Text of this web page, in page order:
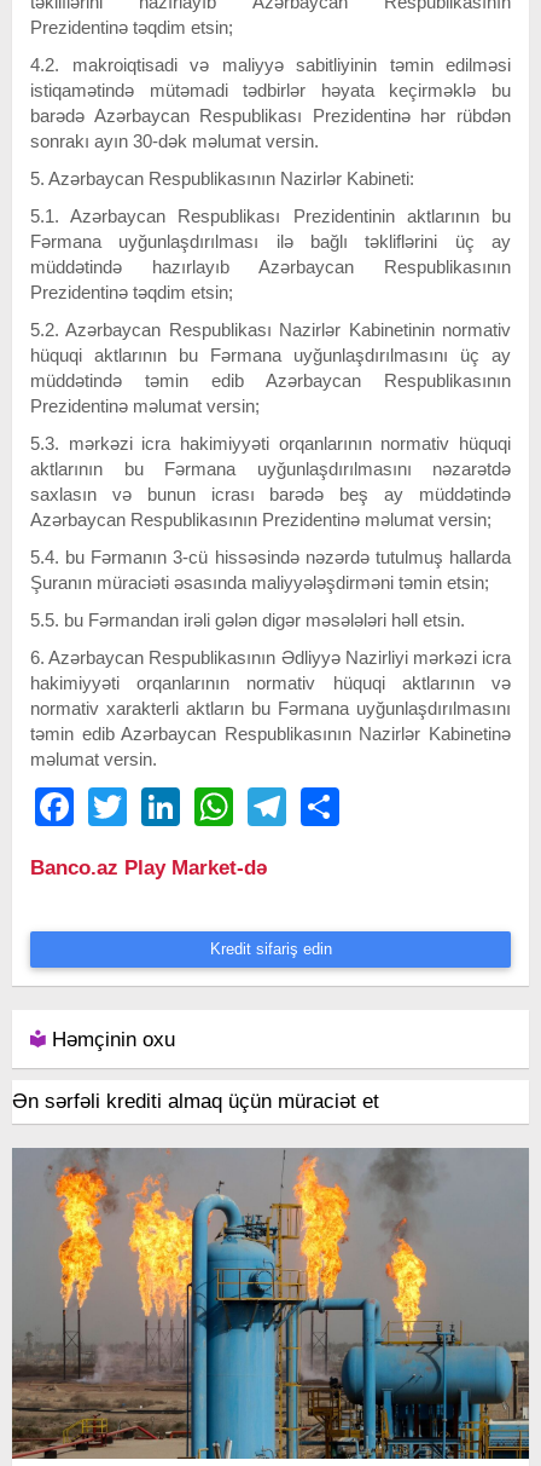
Prezidentinə təqdim etsin;
4.2. makroiqtisadi və maliyyə sabitliyinin təmin edilməsi
istiqamətində mütəmadi tədbirlər həyata keçirməklə bu
barədə Azərbaycan Respublikası Prezidentinə hər rübdən
sonrakı ayın 30-dək məlumat versin.
5. Azərbaycan Respublikasının Nazirlər Kabineti:
5.1. Azərbaycan Respublikası Prezidentinin aktlarının bu
Fərmana uyğunlaşdırılması ilə bağlı təkliflərini üç ay
müddətində hazırlayıb Azərbaycan Respublikasının
Prezidentinə təqdim etsin;
5.2. Azərbaycan Respublikası Nazirlər Kabinetinin normativ
hüquqi aktlarının bu Fərmana uyğunlaşdırılmasını üç ay
müddətində təmin edib Azərbaycan Respublikasının
Prezidentinə məlumat versin;
5.3. mərkəzi icra hakimiyyəti orqanlarının normativ hüquqi
aktlarının bu Fərmana uyğunlaşdırılmasını nəzarətdə
saxlasın və bunun icrası barədə beş ay müddətində
Azərbaycan Respublikasının Prezidentinə məlumat versin;
5.4. bu Fərmanın 3-cü hissəsində nəzərdə tutulmuş hallarda
Şuranın müraciəti əsasında maliyyələşdirməni təmin etsin;
5.5. bu Fərmandan irəli gələn digər məsələləri həll etsin.
6. Azərbaycan Respublikasının Ədliyyə Nazirliyi mərkəzi icra
hakimiyyəti orqanlarının normativ hüquqi aktlarının və
normativ xarakterli aktların bu Fərmana uyğunlaşdırılmasını
təmin edib Azərbaycan Respublikasının Nazirlər Kabinetinə
məlumat versin.
FacebookTwitter LinkedIn WhatsAppTelegram
Banco.az Play Market-də
Kredit sifariş edin
Həmçinin oxu
Ən sərfəli krediti almaq üçün müraciət et